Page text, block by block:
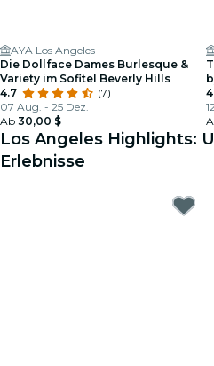
AYA Los Angeles
Die Dollface Dames Burlesque &
Variety im Sofitel Beverly Hills
4.7
(7)
07 Aug. - 25 Dez.
Ab 30,00 $
Los Angeles Highlights:
Erlebnisse